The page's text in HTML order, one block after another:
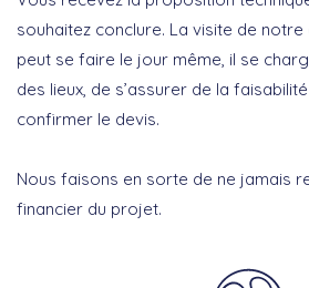
souhaitez conclure. La visite de notre
peut se faire le jour même, il se
des lieux, de s’assurer de la
confirmer le devis.
Nous faisons en sorte de ne jamais
financier du projet.